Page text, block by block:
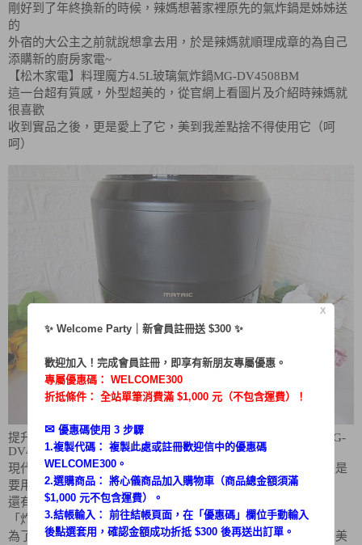
剛好到了年終換新的時候，辣媽想著家裡原先的氣炸鍋是姊姊送
的
外宿的大公主之前就說想拿去用，於是辣媽就順理成章的為自己
添購新的廚房家電~
【松木家電】料理魔方4.5L玻璃氣炸鍋MG-DV4508BM
這一台超有質感，外型超美的，從官網上看圖片及介紹時辣媽就
很喜歡
收到實品之後，更是愛上了它，美到我差點捨不得使用它（呵
呵）
提升質感生活的鍋具【松木家電】料理魔方4.5L玻璃氣炸鍋MG-
DV4508BM
現代人追求健康飲食，料理會盡量的少油少鹽，但有些食物還是
要用炸的才好吃
還有小朋友愛吃的雞塊、薯條...所以烹調方法還是少不了
「炸」！
為了兼顧美味與健康，所以有了氣炸鍋，為了提升生活及廚房美
X
✨ Welcome Party｜新會員註冊送 $300 ✨
歡迎加入！完成會員註冊，即享有新朋友專屬優惠。
專屬優惠碼： WELCOME300
折抵條件： 全站單筆消費滿 $1,000 元（不包含運費）！
✉︎ 優惠碼使用 3 步驟
1.複製代碼： 複製此處或註冊歡迎信中的優惠碼
WELCOME300。
2.選購商品： 將心儀商品加入購物車（商品總金額須滿
$1,000 元不包含運費）。
3.結帳輸入： 前往結帳頁面，在「 優惠碼 」欄位手動輸入
後點選套用，確認金額成功折抵 $300 後再送出訂單。